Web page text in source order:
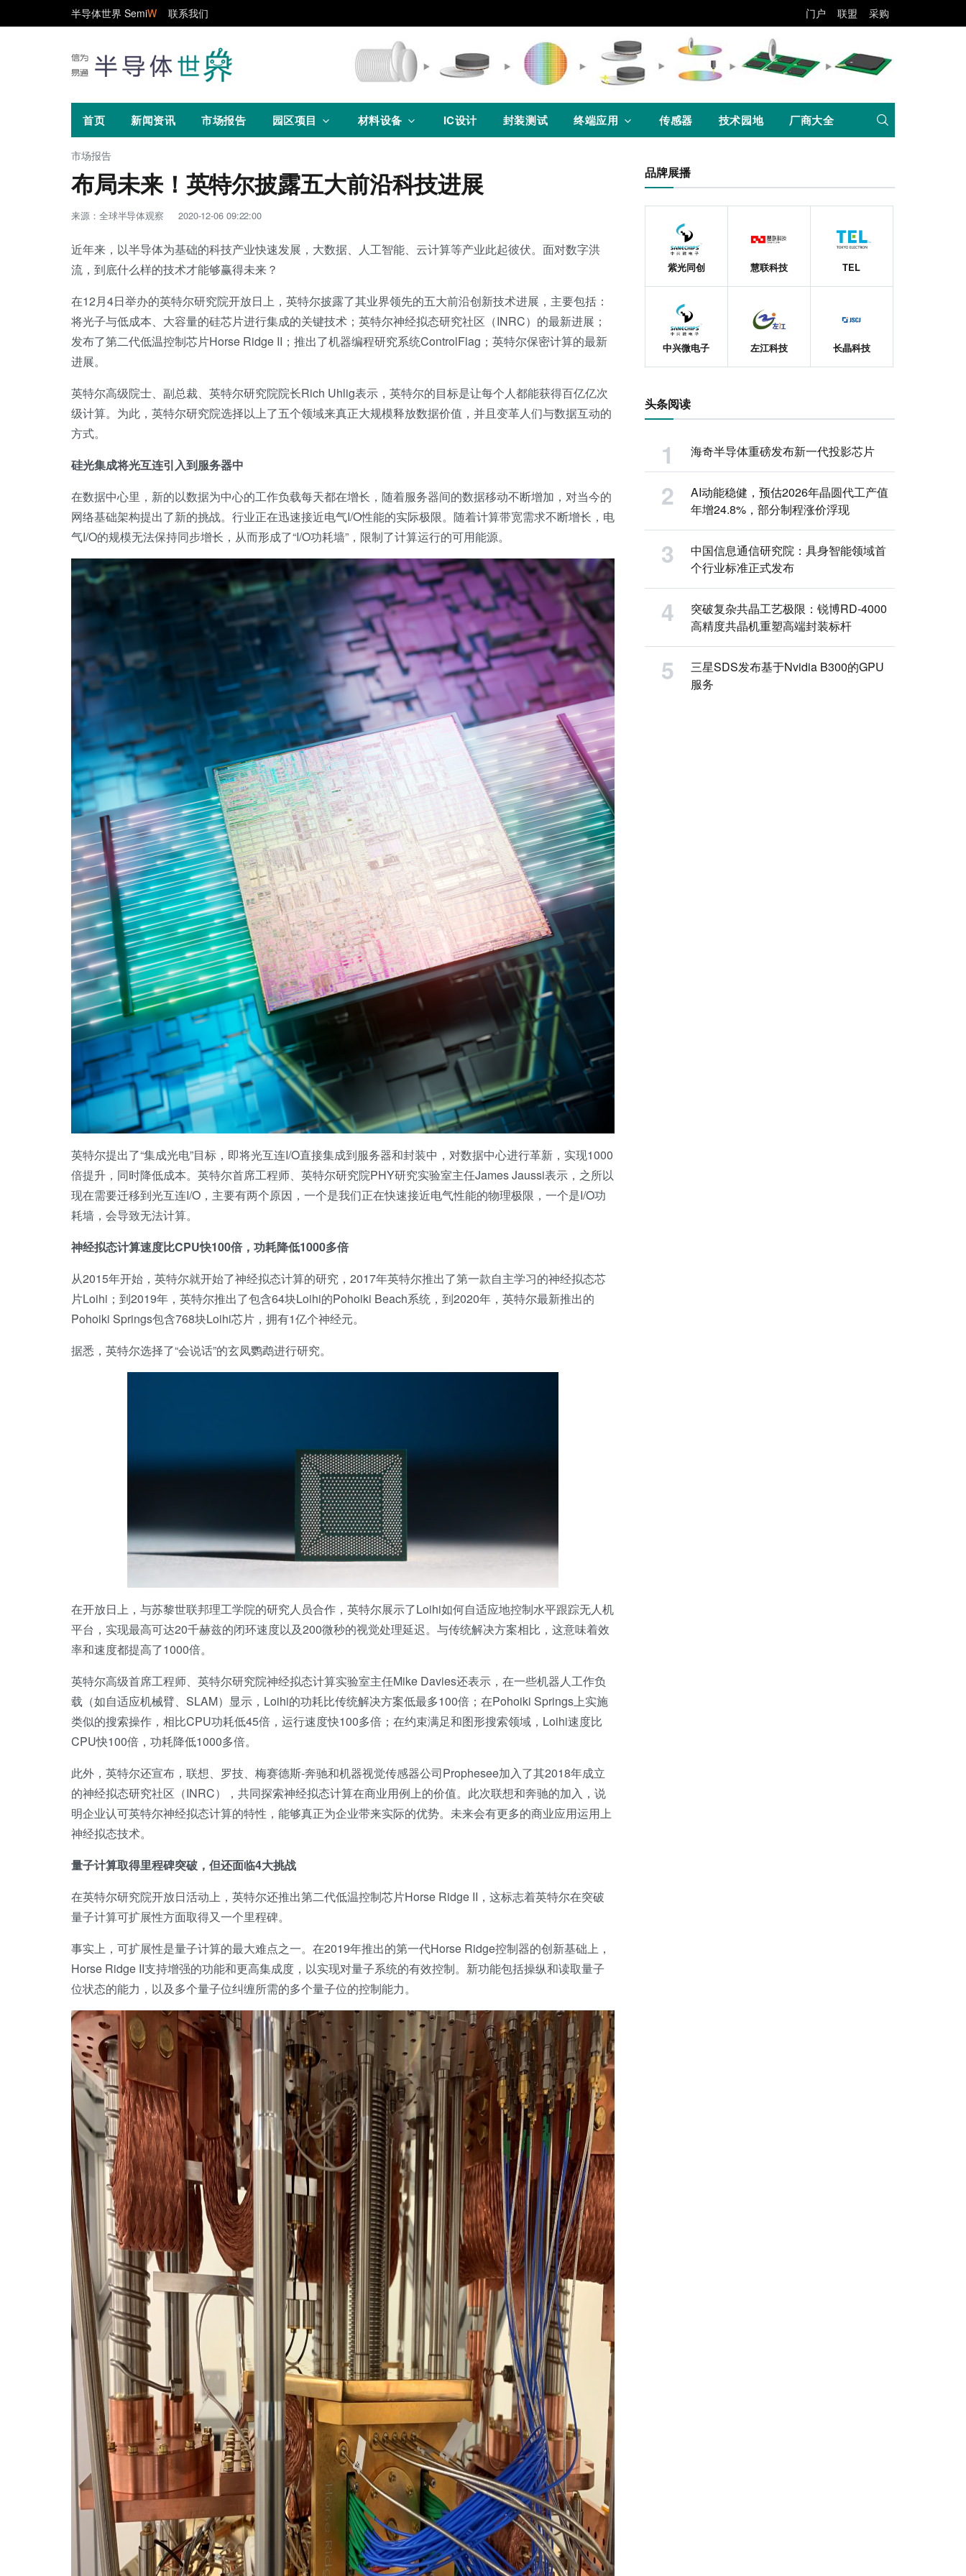
半导体世界 SemiW 联系我们 门户 联盟 采购
首页 新闻资讯 市场报告 园区项目 材料设备 IC设计 封装测试 终端应用 传感器 技术园地 厂商大全
市场报告
布局未来！英特尔披露五大前沿科技进展
来源：全球半导体观察 2020-12-06 09:22:00
近年来，以半导体为基础的科技产业快速发展，大数据、人工智能、云计算等产业此起彼伏。面对数字洪
流，到底什么样的技术才能够赢得未来？
在12月4日举办的英特尔研究院开放日上，英特尔披露了其业界领先的五大前沿创新技术进展，主要包括：
将光子与低成本、大容量的硅芯片进行集成的关键技术；英特尔神经拟态研究社区（INRC）的最新进展；
发布了第二代低温控制芯片Horse Ridge II；推出了机器编程研究系统ControlFlag；英特尔保密计算的最新
进展。
英特尔高级院士、副总裁、英特尔研究院院长Rich Uhlig表示，英特尔的目标是让每个人都能获得百亿亿次
级计算。为此，英特尔研究院选择以上了五个领域来真正大规模释放数据价值，并且变革人们与数据互动的
方式。
硅光集成将光互连引入到服务器中
在数据中心里，新的以数据为中心的工作负载每天都在增长，随着服务器间的数据移动不断增加，对当今的
网络基础架构提出了新的挑战。行业正在迅速接近电气I/O性能的实际极限。随着计算带宽需求不断增长，电
气I/O的规模无法保持同步增长，从而形成了“I/O功耗墙”，限制了计算运行的可用能源。
英特尔提出了“集成光电”目标，即将光互连I/O直接集成到服务器和封装中，对数据中心进行革新，实现1000
倍提升，同时降低成本。英特尔首席工程师、英特尔研究院PHY研究实验室主任James Jaussi表示，之所以
现在需要迁移到光互连I/O，主要有两个原因，一个是我们正在快速接近电气性能的物理极限，一个是I/O功
耗墙，会导致无法计算。
神经拟态计算速度比CPU快100倍，功耗降低1000多倍
从2015年开始，英特尔就开始了神经拟态计算的研究，2017年英特尔推出了第一款自主学习的神经拟态芯
片Loihi；到2019年，英特尔推出了包含64块Loihi的Pohoiki Beach系统，到2020年，英特尔最新推出的
Pohoiki Springs包含768块Loihi芯片，拥有1亿个神经元。
据悉，英特尔选择了“会说话”的玄凤鹦鹉进行研究。
在开放日上，与苏黎世联邦理工学院的研究人员合作，英特尔展示了Loihi如何自适应地控制水平跟踪无人机
平台，实现最高可达20千赫兹的闭环速度以及200微秒的视觉处理延迟。与传统解决方案相比，这意味着效
率和速度都提高了1000倍。
英特尔高级首席工程师、英特尔研究院神经拟态计算实验室主任Mike Davies还表示，在一些机器人工作负
载（如自适应机械臂、SLAM）显示，Loihi的功耗比传统解决方案低最多100倍；在Pohoiki Springs上实施
类似的搜索操作，相比CPU功耗低45倍，运行速度快100多倍；在约束满足和图形搜索领域，Loihi速度比
CPU快100倍，功耗降低1000多倍。
此外，英特尔还宣布，联想、罗技、梅赛德斯-奔驰和机器视觉传感器公司Prophesee加入了其2018年成立
的神经拟态研究社区（INRC），共同探索神经拟态计算在商业用例上的价值。此次联想和奔驰的加入，说
明企业认可英特尔神经拟态计算的特性，能够真正为企业带来实际的优势。未来会有更多的商业应用运用上
神经拟态技术。
量子计算取得里程碑突破，但还面临4大挑战
在英特尔研究院开放日活动上，英特尔还推出第二代低温控制芯片Horse Ridge II，这标志着英特尔在突破
量子计算可扩展性方面取得又一个里程碑。
事实上，可扩展性是量子计算的最大难点之一。在2019年推出的第一代Horse Ridge控制器的创新基础上，
Horse Ridge II支持增强的功能和更高集成度，以实现对量子系统的有效控制。新功能包括操纵和读取量子
位状态的能力，以及多个量子位纠缠所需的多个量子位的控制能力。
品牌展播
紫光同创 慧联科技 TEL
中兴微电子 左江科技 长晶科技
头条阅读
海奇半导体重磅发布新一代投影芯片
AI动能稳健，预估2026年晶圆代工产值
年增24.8%，部分制程涨价浮现
中国信息通信研究院：具身智能领域首
个行业标准正式发布
突破复杂共晶工艺极限：锐博RD-4000
高精度共晶机重塑高端封装标杆
三星SDS发布基于Nvidia B300的GPU
服务